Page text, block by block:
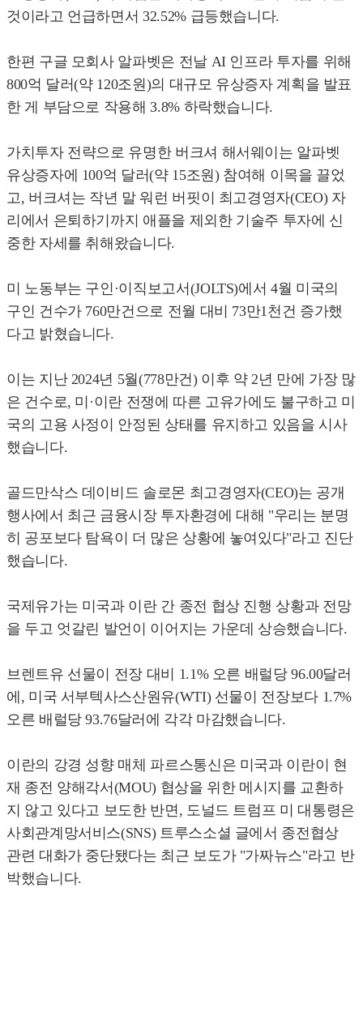
것이라고 언급하면서 32.52% 급등했습니다.
한편 구글 모회사 알파벳은 전날 AI 인프라 투자를 위해
800억 달러(약 120조원)의 대규모 유상증자 계획을 발표
한 게 부담으로 작용해 3.8% 하락했습니다.
가치투자 전략으로 유명한 버크셔 해서웨이는 알파벳
유상증자에 100억 달러(약 15조원) 참여해 이목을 끌었
고, 버크셔는 작년 말 워런 버핏이 최고경영자(CEO) 자
리에서 은퇴하기까지 애플을 제외한 기술주 투자에 신
중한 자세를 취해왔습니다.
미 노동부는 구인·이직보고서(JOLTS)에서 4월 미국의
구인 건수가 760만건으로 전월 대비 73만1천건 증가했
다고 밝혔습니다.
이는 지난 2024년 5월(778만건) 이후 약 2년 만에 가장 많
은 건수로, 미·이란 전쟁에 따른 고유가에도 불구하고 미
국의 고용 사정이 안정된 상태를 유지하고 있음을 시사
했습니다.
골드만삭스 데이비드 솔로몬 최고경영자(CEO)는 공개
행사에서 최근 금융시장 투자환경에 대해 "우리는 분명
히 공포보다 탐욕이 더 많은 상황에 놓여있다"라고 진단
했습니다.
국제유가는 미국과 이란 간 종전 협상 진행 상황과 전망
을 두고 엇갈린 발언이 이어지는 가운데 상승했습니다.
브렌트유 선물이 전장 대비 1.1% 오른 배럴당 96.00달러
에, 미국 서부텍사스산원유(WTI) 선물이 전장보다 1.7%
오른 배럴당 93.76달러에 각각 마감했습니다.
이란의 강경 성향 매체 파르스통신은 미국과 이란이 현
재 종전 양해각서(MOU) 협상을 위한 메시지를 교환하
지 않고 있다고 보도한 반면, 도널드 트럼프 미 대통령은
사회관계망서비스(SNS) 트루스소셜 글에서 종전협상
관련 대화가 중단됐다는 최근 보도가 "가짜뉴스"라고 반
박했습니다.